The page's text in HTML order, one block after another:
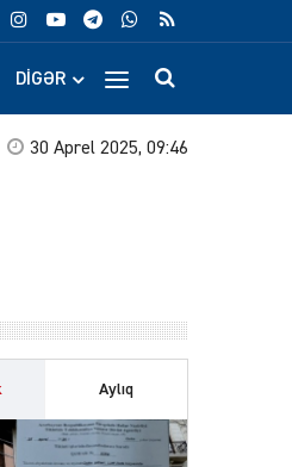
DIGƏR
30 Aprel 2025, 09:46
Aylıq